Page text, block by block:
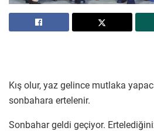
Kış olur, yaz gelince mutlaka
sonbahara ertelenir.
Sonbahar geldi geçiyor.